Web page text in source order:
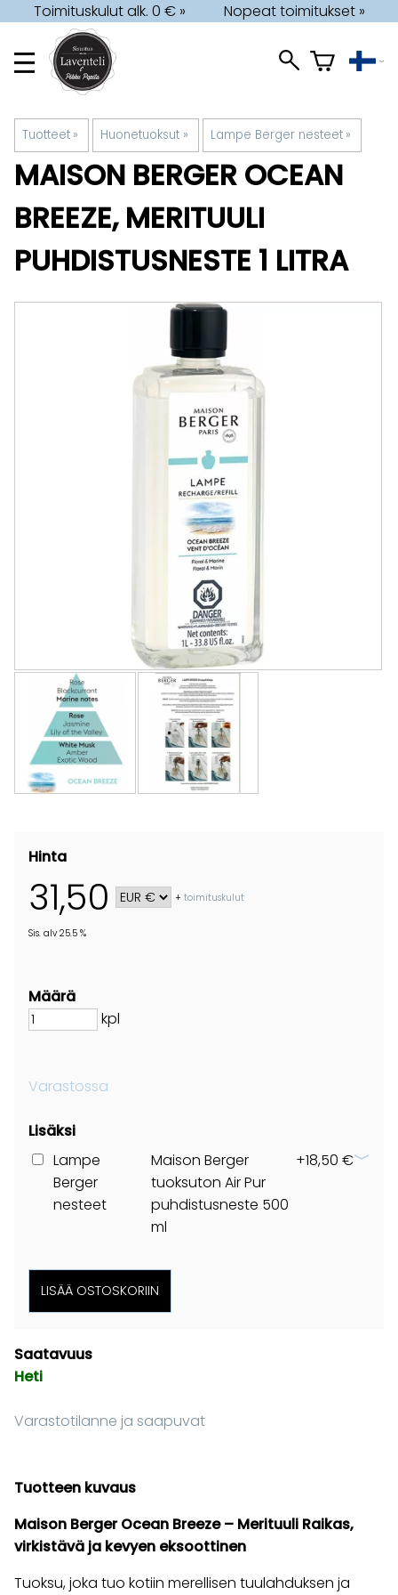
Toimituskulut alk. 0 € » Nopeat toimitukset »
Tuotteet ‪» Huonetuoksut ‪» Lampe Berger nesteet ‪»
MAISON BERGER OCEAN
BREEZE, MERITUULI
PUHDISTUSNESTE 1 LITRA
Hinta
31,50 +toimituskulut
Sis. alv 25.5 %
Määrä
kpl
Varastossa
Lisäksi
Lampe
Berger
nesteet
Maison Berger
tuoksuton Air Pur
puhdistusneste 500
ml
+18,50 €
Saatavuus
Heti
Varastotilanne ja saapuvat
Tuotteen kuvaus
Maison Berger Ocean Breeze – Merituuli Raikas,
virkistävä ja kevyen eksoottinen
Tuoksu, joka tuo kotiin merellisen tuulahduksen ja